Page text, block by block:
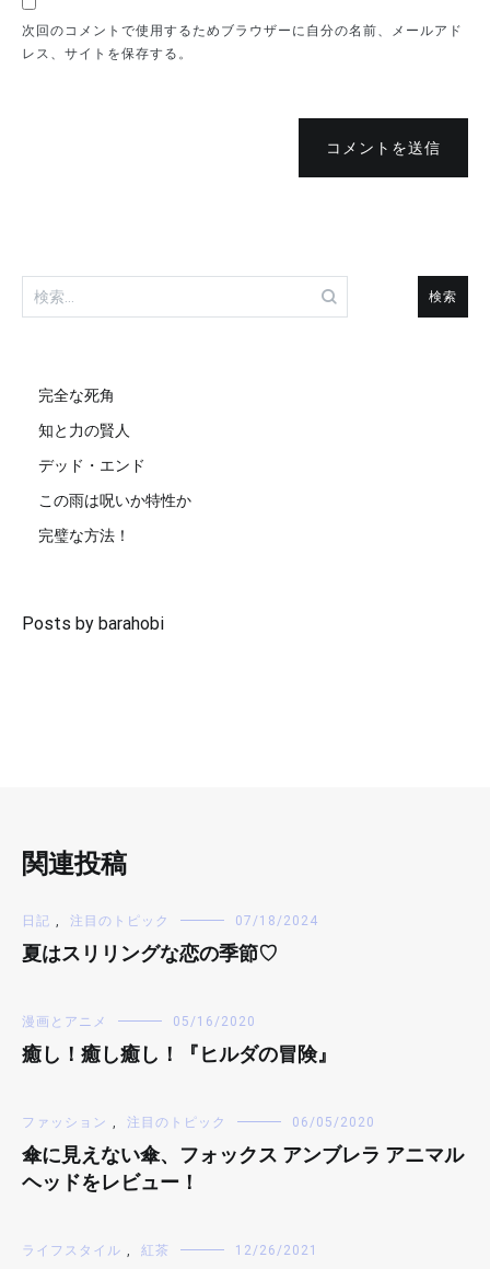
次回のコメントで使用するためブラウザーに自分の名前、メールアド
レス、サイトを保存する。
コメントを送信
検
索:
完全な死角
知と力の賢人
デッド・エンド
この雨は呪いか特性か
完璧な方法！
Posts by barahobi
関連投稿
日記 , 注目のトピック 07/18/2024
夏はスリリングな恋の季節♡
漫画とアニメ 05/16/2020
癒し！癒し癒し！『ヒルダの冒険』
ファッション , 注目のトピック 06/05/2020
傘に見えない傘、フォックス アンブレラ アニマル
ヘッドをレビュー！
ライフスタイル , 紅茶 12/26/2021